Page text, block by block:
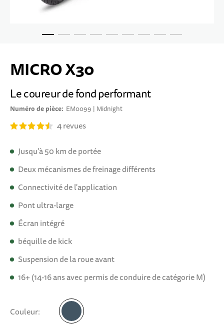
MICRO X30
Le coureur de fond performant
Numéro de pièce EM0099 | Midnight
4revues
Jusqu'à 50 km de portée
Deux mécanismes de freinage différents
Connectivité de l'application
Pont ultra-large
Écran intégré
béquille de kick
Suspension de la roue avant
16+ (14-16 ans avec permis de conduire de catégorie M)
Couleur
Midnight